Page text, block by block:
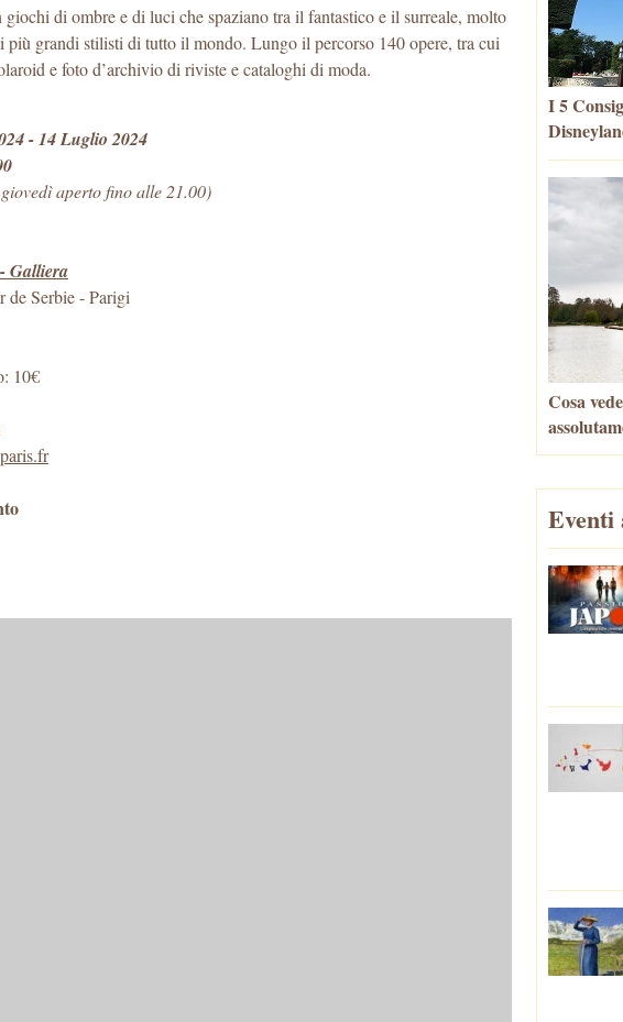
di ombre e di luci che spaziano tra il fantastico e il surreale, molto
più grandi stilisti di tutto il mondo. Lungo il percorso 140 opere, tra cui
e foto d’archivio di riviste e cataloghi di moda.
- 14 Luglio 2024
aperto fino alle 21.00)
Galliera
de Serbie-Parigi
10€
I 5
Cosa
Eventi